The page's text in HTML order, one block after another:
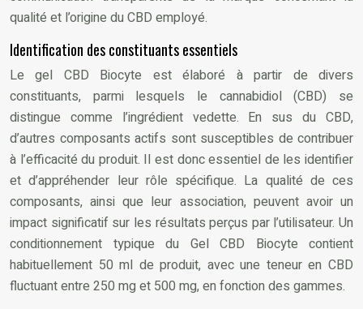
qualité et l’origine du CBD employé.
Identification des constituants essentiels
Le gel CBD Biocyte est élaboré à partir de divers
constituants, parmi lesquels le cannabidiol (CBD) se
distingue comme l’ingrédient vedette. En sus du CBD,
d’autres composants actifs sont susceptibles de contribuer
à l’efficacité du produit. Il est donc essentiel de les identifier
et d’appréhender leur rôle spécifique. La qualité de ces
composants, ainsi que leur association, peuvent avoir un
impact significatif sur les résultats perçus par l’utilisateur. Un
conditionnement typique du Gel CBD Biocyte contient
habituellement 50 ml de produit, avec une teneur en CBD
fluctuant entre 250 mg et 500 mg, en fonction des gammes.